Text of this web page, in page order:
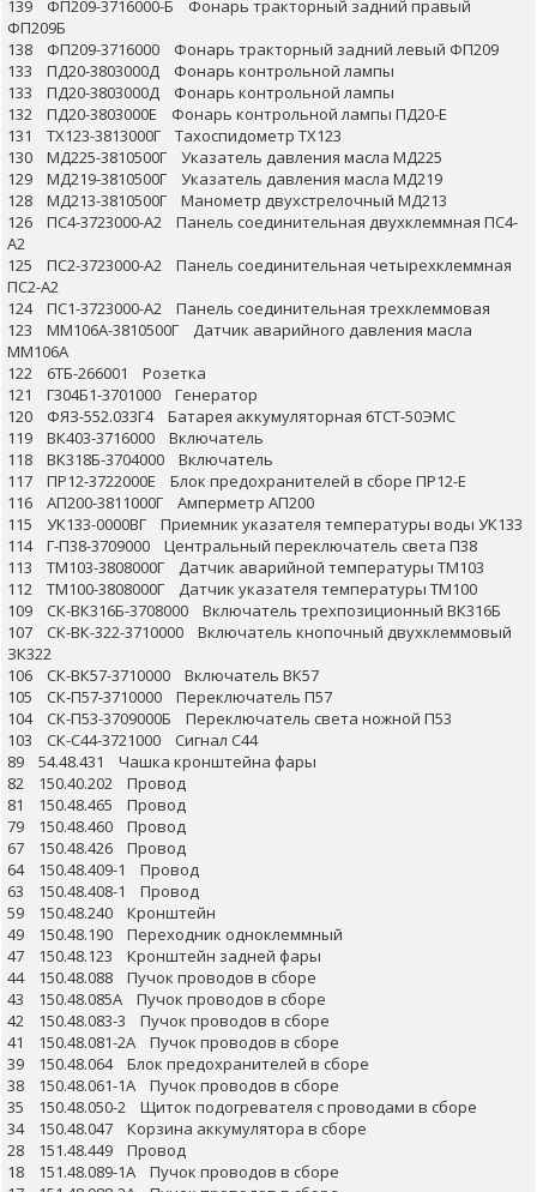
139 ФП209-3716000-Б Фонарь тракторный задний правый
ФП209Б
138 ФП209-3716000 Фонарь тракторный задний левый ФП209
133 ПД20-3803000Д Фонарь контрольной лампы
133 ПД20-3803000Д Фонарь контрольной лампы
132 ПД20-3803000Е Фонарь контрольной лампы ПД20-Е
131 ТХ123-3813000Г Тахоспидометр ТХ123
130 МД225-3810500Г Указатель давления масла МД225
129 МД219-3810500Г Указатель давления масла МД219
128 МД213-3810500Г Манометр двухстрелочный МД213
126 ПС4-3723000-А2 Панель соединительная двухклеммная ПС4-
А2
125 ПС2-3723000-А2 Панель соединительная четырехклеммная
ПС2-А2
124 ПС1-3723000-А2 Панель соединительная трехклеммовая
123 ММ106А-3810500Г Датчик аварийного давления масла
ММ106А
122 6ТБ-266001 Розетка
121 Г304Б1-3701000 Генератор
120 ФЯЗ-552.033Г4 Батарея аккумуляторная 6ТСТ-50ЭМС
119 ВК403-3716000 Включатель
118 ВК318Б-3704000 Включатель
117 ПР12-3722000Е Блок предохранителей в сборе ПР12-Е
116 АП200-3811000Г Амперметр АП200
115 УК133-0000ВГ Приемник указателя температуры воды УК133
114 Г-П38-3709000 Центральный переключатель света П38
113 ТМ103-3808000Г Датчик аварийной температуры ТМ103
112 ТМ100-3808000Г Датчик указателя температуры ТМ100
109 СК-ВК316Б-3708000 Включатель трехпозиционный ВК316Б
107 СК-ВК-322-3710000 Включатель кнопочный двухклеммовый
ЗК322
106 СК-ВК57-3710000 Включатель ВК57
105 СК-П57-3710000 Переключатель П57
104 СК-П53-3709000Б Переключатель света ножной П53
103 СК-С44-3721000 Сигнал С44
89 54.48.431 Чашка кронштейна фары
82 150.40.202 Провод
81 150.48.465 Провод
79 150.48.460 Провод
67 150.48.426 Провод
64 150.48.409-1 Провод
63 150.48.408-1 Провод
59 150.48.240 Кронштейн
49 150.48.190 Переходник одноклеммный
47 150.48.123 Кронштейн задней фары
44 150.48.088 Пучок проводов в сборе
43 150.48.085А Пучок проводов в сборе
42 150.48.083-3 Пучок проводов в сборе
41 150.48.081-2А Пучок проводов в сборе
39 150.48.064 Блок предохранителей в сборе
38 150.48.061-1А Пучок проводов в сборе
35 150.48.050-2 Щиток подогревателя с проводами в сборе
34 150.48.047 Корзина аккумулятора в сборе
28 151.48.449 Провод
18 151.48.089-1А Пучок проводов в сборе